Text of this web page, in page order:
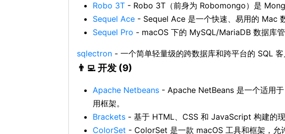
Robo 3T - Robo 3T（前身为 Robomongo）是
Sequel Ace - Sequel Ace 是一个快速、易用的 Mac
Sequel Pro - macOS 下的 MySQL/MariaDB 数据库管
sqlectron - 一个简单轻量级的跨数据库和跨平台的 SQL 客
👨‍💻 开发 (9)
Apache Netbeans - Apache NetBeans 是一个适用
用框架。
Brackets - 基于 HTML、CSS 和 JavaScript 构建的
ColorSet - ColorSet 是一款 macOS 工具和框架，允